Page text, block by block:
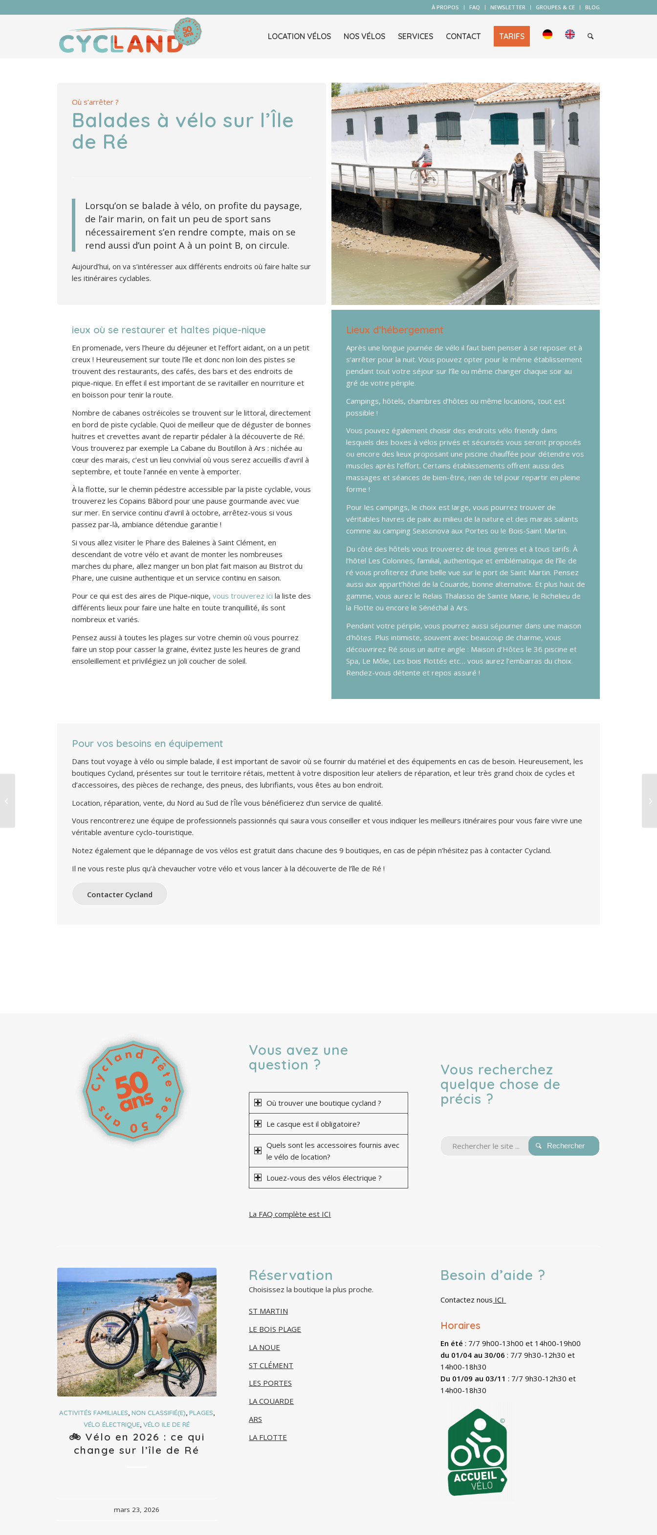
À PROPOS FAQ NEWSLETTER GROUPES & CE BLOG
LOCATION VÉLOS NOS VÉLOS SERVICES CONTACT TARIFS
Où s’arrêter ?
Balades à vélo sur l’Île
de Ré
Lorsqu’on se balade à vélo, on profite du paysage,
de l’air marin, on fait un peu de sport sans
nécessairement s’en rendre compte, mais on se
rend aussi d’un point A à un point B, on circule.
Aujourd’hui, on va s’intéresser aux différents endroits où faire halte sur
les itinéraires cyclables.
ieux où se restaurer et haltes pique-nique
En promenade, vers l’heure du déjeuner et l’effort aidant, on a un petit
creux ! Heureusement sur toute l’île et donc non loin des pistes se
trouvent des restaurants, des cafés, des bars et des endroits de
pique-nique. En effet il est important de se ravitailler en nourriture et
en boisson pour tenir la route.
Nombre de cabanes ostréicoles se trouvent sur le littoral, directement
en bord de piste cyclable. Quoi de meilleur que de déguster de bonnes
huitres et crevettes avant de repartir pédaler à la découverte de Ré.
Vous trouverez par exemple La Cabane du Boutillon à Ars : nichée au
cœur des marais, c’est un lieu convivial où vous serez accueillis d’avril à
septembre, et toute l’année en vente à emporter.
À la flotte, sur le chemin pédestre accessible par la piste cyclable, vous
trouverez les Copains Bâbord pour une pause gourmande avec vue
sur mer. En service continu d’avril à octobre, arrêtez-vous si vous
passez par-là, ambiance détendue garantie !
Si vous allez visiter le Phare des Baleines à Saint Clément, en
descendant de votre vélo et avant de monter les nombreuses
marches du phare, allez manger un bon plat fait maison au Bistrot du
Phare, une cuisine authentique et un service continu en saison.
Pour ce qui est des aires de Pique-nique, vous trouverez ici la liste des
différents lieux pour faire une halte en toute tranquillité, ils sont
nombreux et variés.
Pensez aussi à toutes les plages sur votre chemin où vous pourrez
faire un stop pour casser la graine, évitez juste les heures de grand
ensoleillement et privilégiez un joli coucher de soleil.
Lieux d’hébergement
Après une longue journée de vélo il faut bien penser à se reposer et à
s’arrêter pour la nuit. Vous pouvez opter pour le même établissement
pendant tout votre séjour sur l’île ou même changer chaque soir au
gré de votre périple.
Campings, hôtels, chambres d’hôtes ou même locations, tout est
possible !
Vous pouvez également choisir des endroits vélo friendly dans
lesquels des boxes à vélos privés et sécurisés vous seront proposés
ou encore des lieux proposant une piscine chauffée pour détendre vos
muscles après l’effort. Certains établissements offrent aussi des
massages et séances de bien-être, rien de tel pour repartir en pleine
forme !
Pour les campings, le choix est large, vous pourrez trouver de
véritables havres de paix au milieu de la nature et des marais salants
comme au camping Seasonova aux Portes ou le Bois-Saint Martin.
Du côté des hôtels vous trouverez de tous genres et à tous tarifs. À
l’hôtel Les Colonnes, familial, authentique et emblématique de l’île de
ré vous profiterez d’une belle vue sur le port de Saint Martin. Pensez
aussi aux appart’hôtel de la Couarde, bonne alternative. Et plus haut de
gamme, vous aurez le Relais Thalasso de Sainte Marie, le Richelieu de
la Flotte ou encore le Sénéchal à Ars.
Pendant votre périple, vous pourrez aussi séjourner dans une maison
d’hôtes. Plus intimiste, souvent avec beaucoup de charme, vous
découvrirez Ré sous un autre angle : Maison d’Hôtes le 36 piscine et
Spa, Le Môle, Les bois Flottés etc… vous aurez l’embarras du choix.
Rendez-vous détente et repos assuré !
Pour vos besoins en équipement
Dans tout voyage à vélo ou simple balade, il est important de savoir où se fournir du matériel et des équipements en cas de besoin. Heureusement, les
boutiques Cycland, présentes sur tout le territoire rétais, mettent à votre disposition leur ateliers de réparation, et leur très grand choix de cycles et
d’accessoires, des pièces de rechange, des pneus, des lubrifiants, vous êtes au bon endroit.
Location, réparation, vente, du Nord au Sud de l’Île vous bénéficierez d’un service de qualité.
Vous rencontrerez une équipe de professionnels passionnés qui saura vous conseiller et vous indiquer les meilleurs itinéraires pour vous faire vivre une
véritable aventure cyclo-touristique.
Notez également que le dépannage de vos vélos est gratuit dans chacune des 9 boutiques, en cas de pépin n’hésitez pas à contacter Cycland.
Il ne vous reste plus qu’à chevaucher votre vélo et vous lancer à la découverte de l’île de Ré !
Contacter Cycland
Vous avez une
question ?
Où trouver une boutique cycland ?
Le casque est il obligatoire?
Quels sont les accessoires fournis avec
le vélo de location?
Louez-vous des vélos électrique ?
La FAQ complète est ICI
Vous recherchez
quelque chose de
précis ?
ACTIVITÉS FAMILIALES, NON CLASSIFIÉ(E), PLAGES,
VÉLO ÉLECTRIQUE,VÉLO ILE DE RÉ
🚲 Vélo en 2026 : ce qui
change sur l’île de Ré
mars 23, 2026
Réservation
Choisissez la boutique la plus proche.
ST MARTIN
LE BOIS PLAGE
LA NOUE
ST CLÉMENT
LES PORTES
LA COUARDE
ARS
LA FLOTTE
Besoin d’aide ?
Contactez nous ICI
Horaires
En été : 7/7 9h00-13h00 et 14h00-19h00
du 01/04 au 30/06 : 7/7 9h30-12h30 et
14h00-18h30
Du 01/09 au 03/11 : 7/7 9h30-12h30 et
14h00-18h30
Faire du vélo par tous
les temps, des astuces